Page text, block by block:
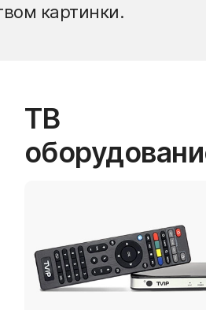
картинки.
ТВ